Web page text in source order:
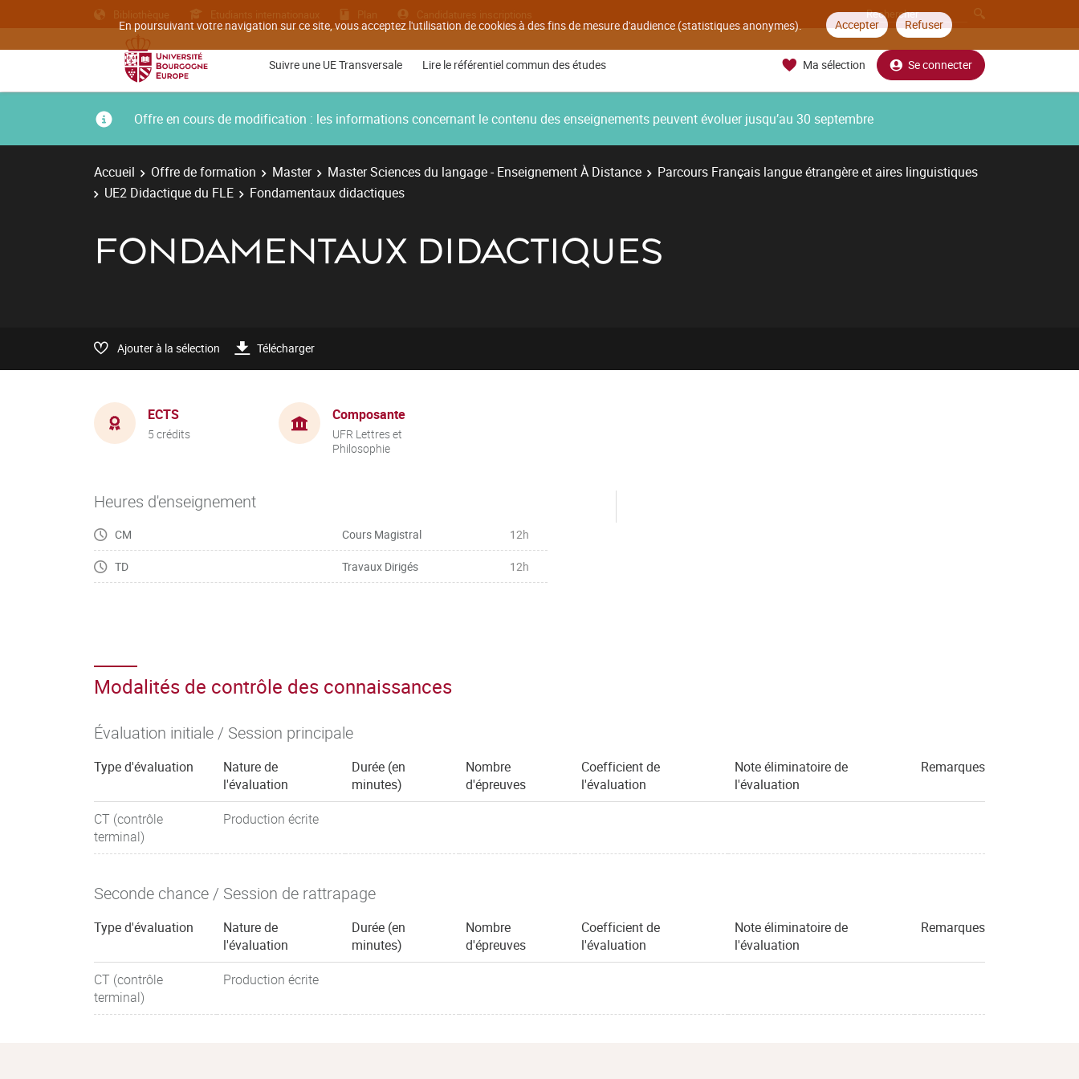
En poursuivant votre navigation sur ce site, vous acceptez l'utilisation de cookies à des fins de mesure d'audience (statistiques anonymes). Accepter Refuser
Bibliothèque Etudiants internationaux Plan Candidatures inscriptions
Suivre une UE Transversale Lire le référentiel commun des études Ma sélection Se connecter
Offre en cours de modification : les informations concernant le contenu des enseignements peuvent évoluer jusqu’au 30 septembre
Accueil Offre de formation Master Master Sciences du langage - Enseignement À Distance
Parcours Français langue étrangère et aires linguistiques
UE2 Didactique du FLE
Fondamentaux didactiques
FONDAMENTAUX DIDACTIQUES
Ajouter à la sélection Télécharger
ECTS
5 crédits
Composante
UFR Lettres et
Philosophie
Heures d'enseignement
CM Cours Magistral 12h
TD Travaux Dirigés 12h
Modalités de contrôle des connaissances
Évaluation initiale / Session principale
Type d'évaluation
Nature de
l'évaluation
Durée (en
minutes)
Nombre
d'épreuves
Coefficient de
l'évaluation
Note éliminatoire de
l'évaluation
Remarques
CT (contrôle
terminal)
Production écrite
Seconde chance / Session de rattrapage
Type d'évaluation
Nature de
l'évaluation
Durée (en
minutes)
Nombre
d'épreuves
Coefficient de
l'évaluation
Note éliminatoire de
l'évaluation
Remarques
CT (contrôle
terminal)
Production écrite